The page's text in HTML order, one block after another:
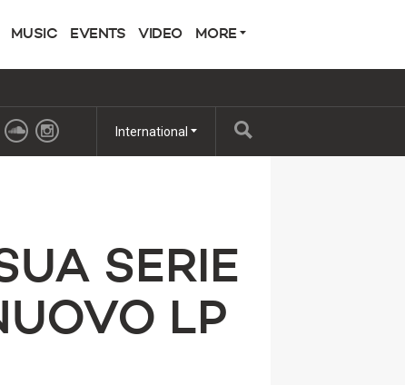
MUSIC EVENTS VIDEO MORE
International
SERIE
LP